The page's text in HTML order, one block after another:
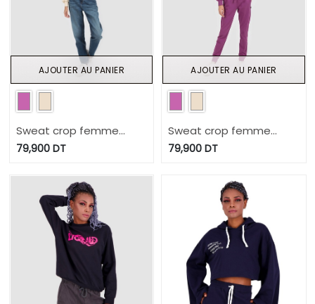
Sweat crop femme
avec col cheminée
79,900DT
AJOUTER AU PANIER
Sweat crop femme
avec col cheminée
79,900 DT
AJOUTER AU PANIER